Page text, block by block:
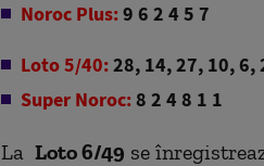
Noroc Plus:9 6 2 4 5 7
Loto 5/40:28, 14, 27, 10, 6,
Super Noroc:8 2 4 8 1 1
La Loto 6/49 se